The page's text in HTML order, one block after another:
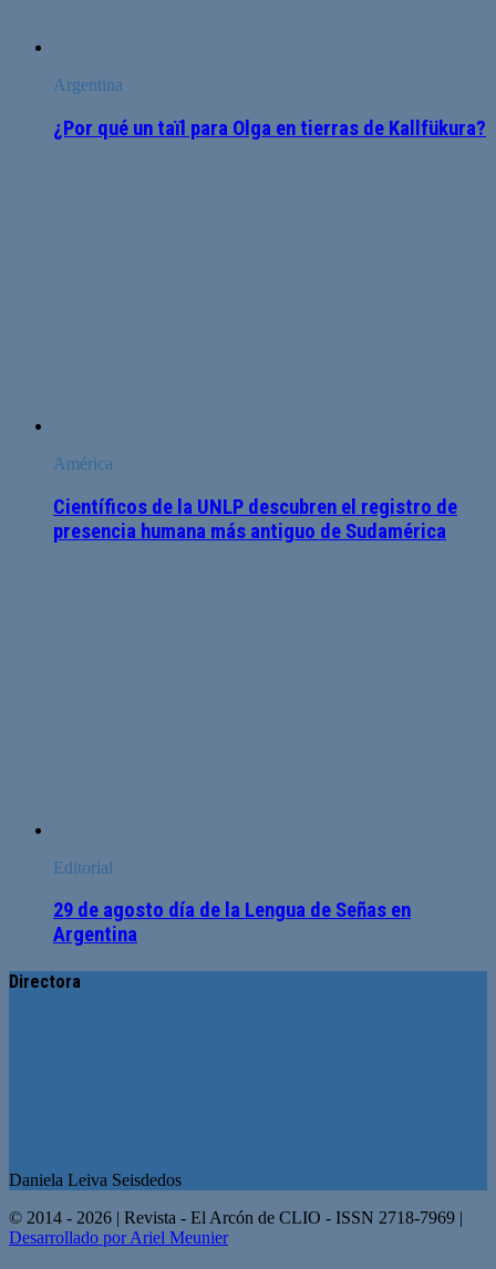
Argentina
¿Por qué un taïl para Olga en tierras de Kallfükura?
América
Científicos de la UNLP descubren el registro de
presencia humana más antiguo de Sudamérica
Editorial
29 de agosto día de la Lengua de Señas en
Argentina
Directora
Daniela Leiva Seisdedos
© 2014 - 2026 | Revista - El Arcón de CLIO - ISSN 2718-7969 |
Desarrollado por Ariel Meunier